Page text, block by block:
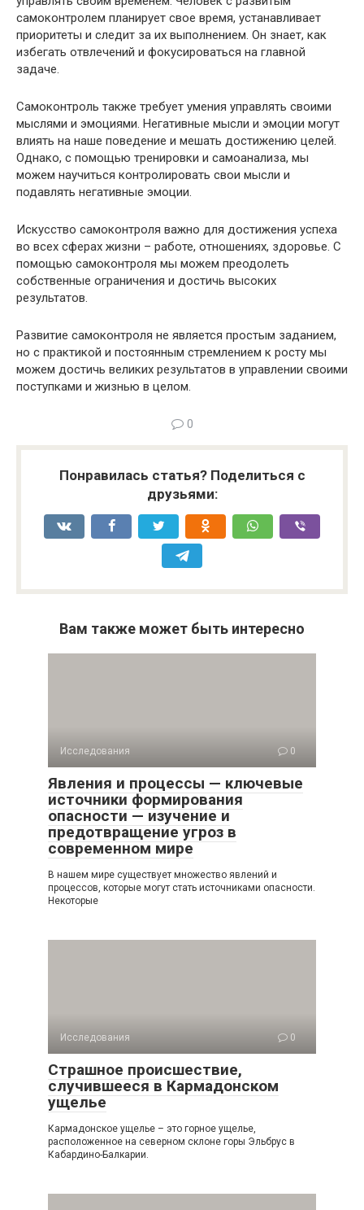
самоконтролем планирует свое время, устанавливает
приоритеты и следит за их выполнением. Он знает, как
избегать отвлечений и фокусироваться на главной
задаче.
Самоконтроль также требует умения управлять своими
мыслями и эмоциями. Негативные мысли и эмоции могут
влиять на наше поведение и мешать достижению целей.
Однако, с помощью тренировки и самоанализа, мы
можем научиться контролировать свои мысли и
подавлять негативные эмоции.
Искусство самоконтроля важно для достижения успеха
во всех сферах жизни – работе, отношениях, здоровье. С
помощью самоконтроля мы можем преодолеть
собственные ограничения и достичь высоких
результатов.
Развитие самоконтроля не является простым заданием,
но с практикой и постоянным стремлением к росту мы
можем достичь великих результатов в управлении своими
поступками и жизнью в целом.
0
Понравилась статья? Поделиться с
друзьями:
Вам также может быть интересно
Исследования 0
Явления и процессы — ключевые
источники формирования
опасности — изучение и
предотвращение угроз в
современном мире
В нашем мире существует множество явлений и
процессов, которые могут стать источниками опасности.
Некоторые
Исследования 0
Страшное происшествие,
случившееся в Кармадонском
ущелье
Кармадонское ущелье – это горное ущелье,
расположенное на северном склоне горы Эльбрус в
Кабардино-Балкарии.